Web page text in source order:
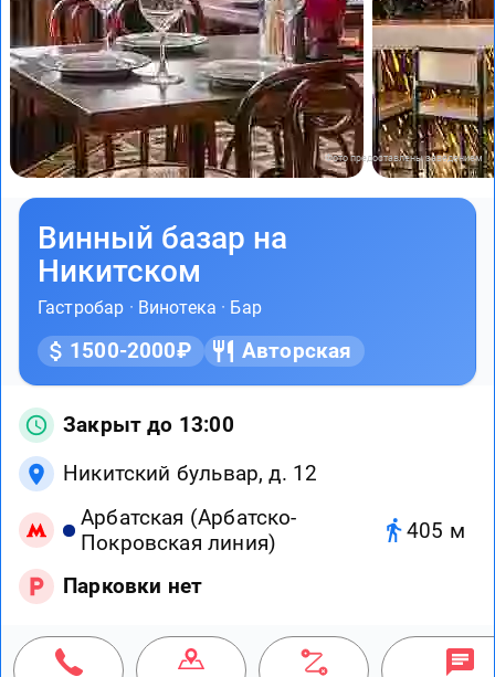
Фото предоставлены заведением
Винный базар на
Никитском
Гастробар · Винотека · Бар
1500-2000₽ Авторская
Закрыт до 13:00
Никитский бульвар, д. 12
Арбатская (Арбатско-
Покровская линия)
405 м
Парковки нет